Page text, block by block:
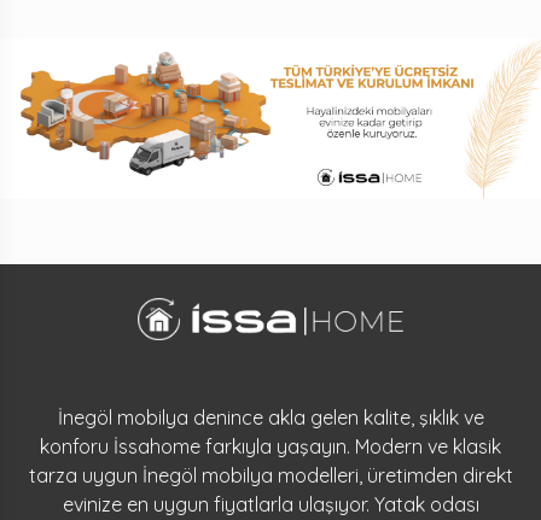
İnegöl mobilya denince akla gelen kalite, şıklık ve
konforu İssahome farkıyla yaşayın. Modern ve klasik
tarza uygun İnegöl mobilya modelleri, üretimden direkt
evinize en uygun fiyatlarla ulaşıyor. Yatak odası